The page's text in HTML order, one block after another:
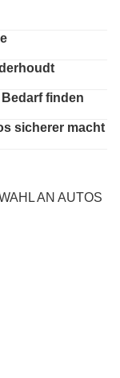
finden
sicherer macht